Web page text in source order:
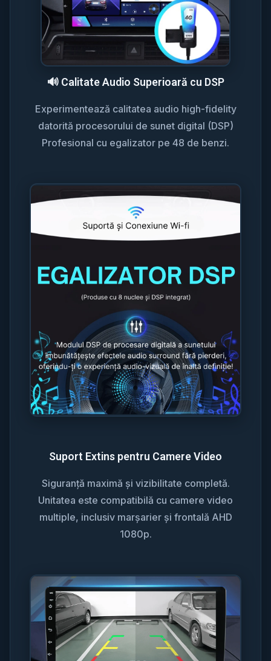
🔊 Calitate Audio Superioară cu DSP
Experimentează calitatea audio high-fidelity
datorită procesorului de sunet digital (DSP)
Profesional cu egalizator pe 48 de benzi.
Suport Extins pentru Camere Video
Siguranță maximă și vizibilitate completă.
Unitatea este compatibilă cu camere video
multiple, inclusiv marșarier și frontală AHD
1080p.